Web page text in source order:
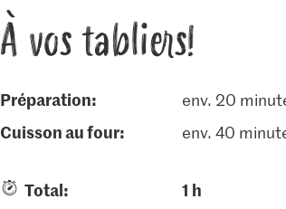
À vos tabliers!
Préparation: env. 20
cuisson au four: env. 40
Total: 1 h